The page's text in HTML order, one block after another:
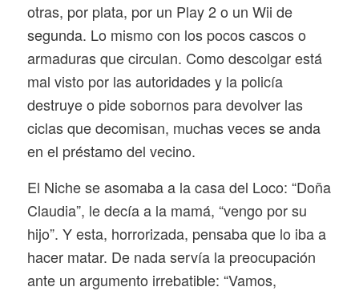
otras, por plata, por un Play 2 o un Wii de
segunda. Lo mismo con los pocos cascos o
armaduras que circulan. Como descolgar está
mal visto por las autoridades y la policía
destruye o pide sobornos para devolver las
ciclas que decomisan, muchas veces se anda
en el préstamo del vecino.
El Niche se asomaba a la casa del Loco: “Doña
Claudia”, le decía a la mamá, “vengo por su
hijo”. Y esta, horrorizada, pensaba que lo iba a
hacer matar. De nada servía la preocupación
ante un argumento irrebatible: “Vamos,